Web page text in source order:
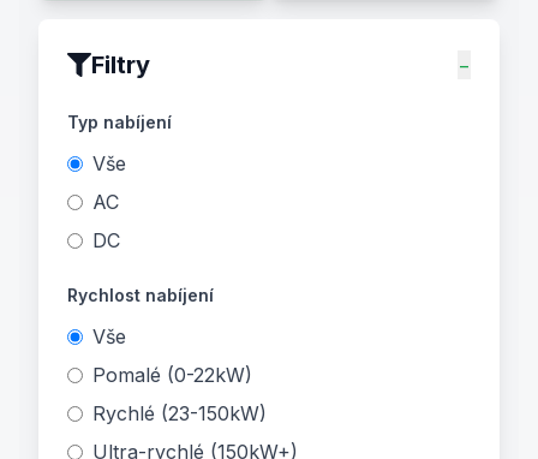
Filtry −
Typ nabíjení
Vše
AC
DC
Rychlost nabíjení
Vše
Pomalé (0-22kW)
Rychlé (23-150kW)
Ultra-rychlé (150kW+)